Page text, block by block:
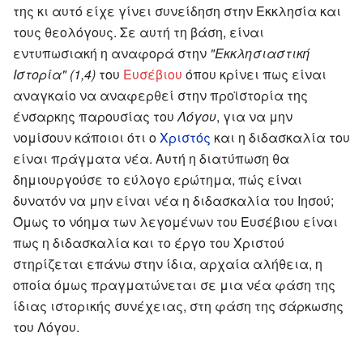
της κι αυτό είχε γίνει συνείδηση στην Εκκλησία και
τους θεολόγους. Σε αυτή τη βάση, είναι
εντυπωσιακή η αναφορά στην "Εκκλησιαστική
Ιστορία" (1,4) του Ευσέβιου όπου κρίνει πως είναι
αναγκαίο να αναφερθεί στην προϊστορία της
ένσαρκης παρουσίας του Λόγου, για να μην
νομίσουν κάποιοι ότι οΧριστός και η διδασκαλία του
είναι πράγματα νέα. Αυτή η διατύπωση θα
δημιουργούσε το εύλογο ερώτημα, πώς είναι
δυνατόν να μην είναι νέα η διδασκαλία του Ιησού;
Όμως το νόημα των λεγομένων του Ευσέβιου είναι
πως η διδασκαλία και το έργο του Χριστού
στηρίζεται επάνω στην ίδια, αρχαία αλήθεια, η
οποία όμως πραγματώνεται σε μια νέα φάση της
ίδιας ιστορικής συνέχειας, στη φάση της σάρκωσης
του Λόγου.